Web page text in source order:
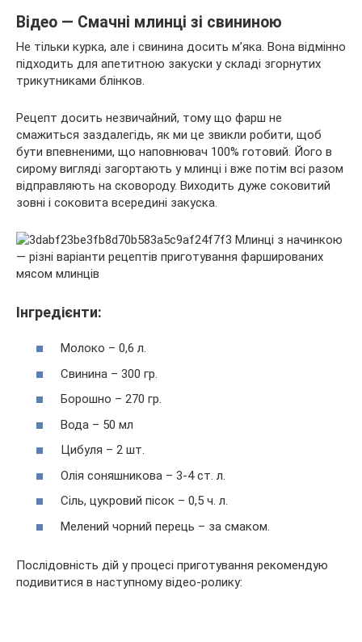
Відео — Смачні млинці зі свининою
Не тільки курка, але і свинина досить м’яка. Вона відмінно
підходить для апетитною закуски у складі згорнутих
трикутниками блінков.
Рецепт досить незвичайний, тому що фарш не
смажиться заздалегідь, як ми це звикли робити, щоб
бути впевненими, що наповнювач 100% готовий. Його в
сирому вигляді загортають у млинці і вже потім всі разом
відправляють на сковороду. Виходить дуже соковитий
зовні і соковита всередині закуска.
Інгредієнти:
Молоко – 0,6 л.
Свинина – 300 гр.
Борошно – 270 гр.
Вода – 50 мл
Цибуля – 2 шт.
Олія соняшникова – 3-4 ст. л.
Сіль, цукровий пісок – 0,5 ч. л.
Мелений чорний перець – за смаком.
Послідовність дій у процесі приготування рекомендую
подивитися в наступному відео-ролику: